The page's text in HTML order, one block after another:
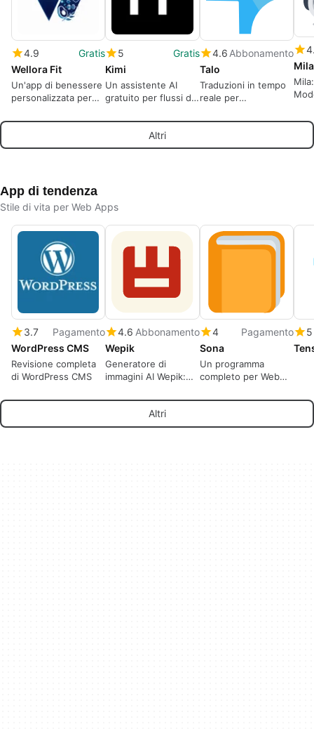
4.9
Gratis
Wellora Fit
Un'app di benessere
personalizzata per
termine
5
Gratis
Kimi
Un assistente AI
gratuito per flussi di
professionali
4.6 Abbonamento
Talo
Traduzioni in tempo
reale per
Mila
Altri
App di tendenza
Stile di vita per Web Apps
3.7
Pagamento
WordPress CMS
Revisione completa
di WordPress CMS
4.6 Abbonamento
Wepik
Generatore di
immagini AI Wepik:
4
Pagamento
Sona
Un programma
completo per Web
readthistwice.
5
Altri